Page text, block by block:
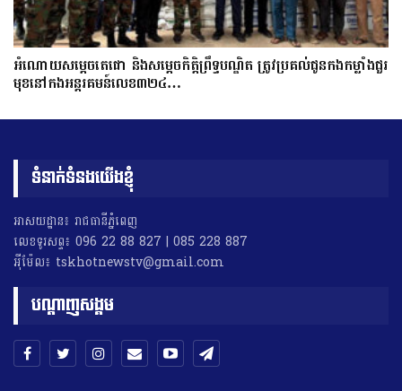
អំណោយសម្តេចតេជោ និងសម្តេចកិត្តិព្រឹទ្ធបណ្ឌិត ត្រូវប្រគល់ជូនកងកម្លាំងជួរ
មុខនៅកងអន្តរគមន៍លេខ៣២៤…
ទំនាក់ទំនងយើងខ្ញុំ
អាសយដ្ឋាន៖ រាជធានីភ្នំពេញ
លេខទូរសព្ទ៖ 096 22 88 827 | 085 228 887
អុីម៉ែល៖ tskhotnewstv@gmail.com
បណ្តាញសង្គម